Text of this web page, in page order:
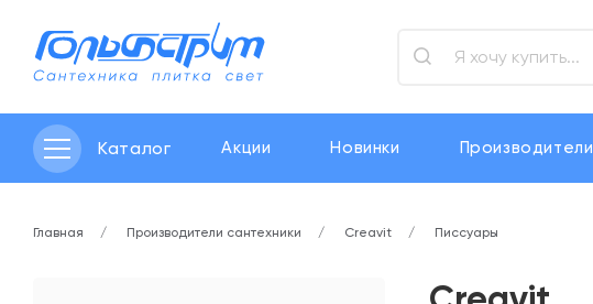
Каталог Акции Новинки Производители
Главная Производители сантехники Creavit Писсуары